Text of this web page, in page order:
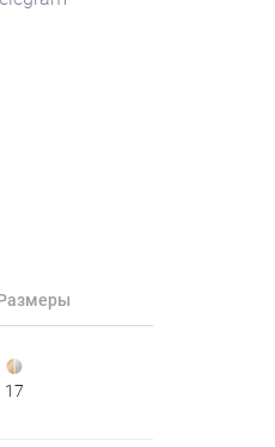
17